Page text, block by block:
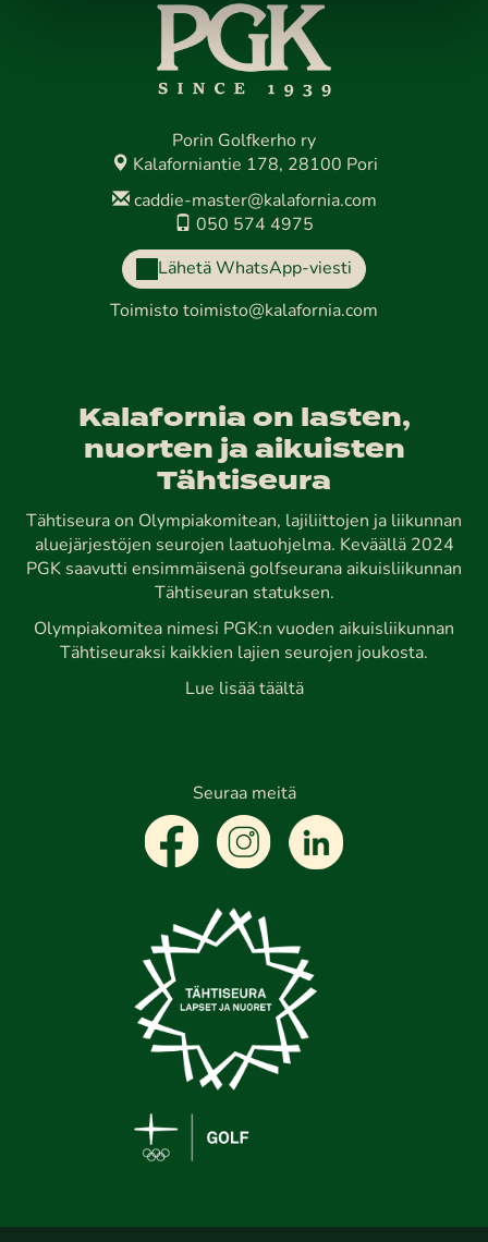
Porin Golfkerho ry
Kalaforniantie 178, 28100 Pori
caddie-master@kalafornia.com
050 574 4975
Lähetä WhatsApp-viesti
Toimisto toimisto@kalafornia.com
Kalafornia on lasten,
nuorten ja aikuisten
Tähtiseura
Tähtiseura on Olympiakomitean, lajiliittojen ja liikunnan
aluejärjestöjen seurojen laatuohjelma. Keväällä 2024
PGK saavutti ensimmäisenä golfseurana aikuisliikunnan
Tähtiseuran statuksen.
Olympiakomitea nimesi PGK:n vuoden aikuisliikunnan
Tähtiseuraksi kaikkien lajien seurojen joukosta.
Lue lisää täältä
Seuraa meitä